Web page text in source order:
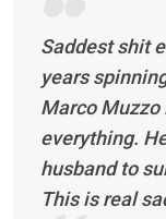
Saddest shit
years
Marco
everything.
husband to
This is real